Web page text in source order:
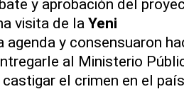
y aprobación del
visita de la Yeni
agenda y consensuaron
al Ministerio
el crimen en el